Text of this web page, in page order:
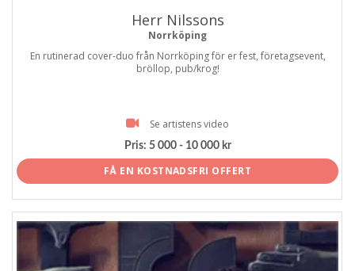
Herr Nilssons
Norrköping
En rutinerad cover-duo från Norrköping för er fest, företagsevent,
bröllop, pub/krog!
Se artistens video
Pris: 5 000 - 10 000 kr
FÅ EN KOSTNADSFRI OFFERT